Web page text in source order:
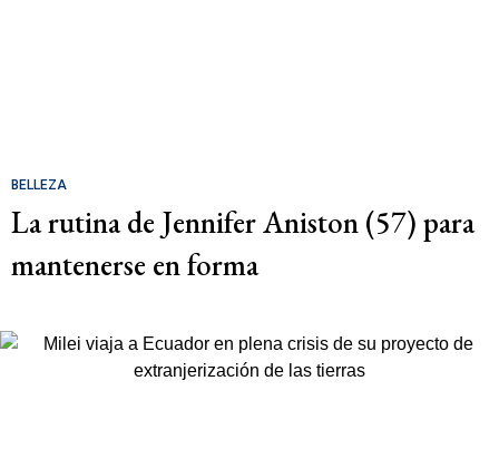
BELLEZA
La rutina de Jennifer Aniston (57) para
mantenerse en forma